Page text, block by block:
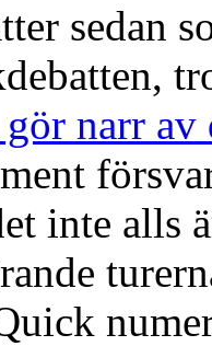
sedan
gör narr av
inte alls